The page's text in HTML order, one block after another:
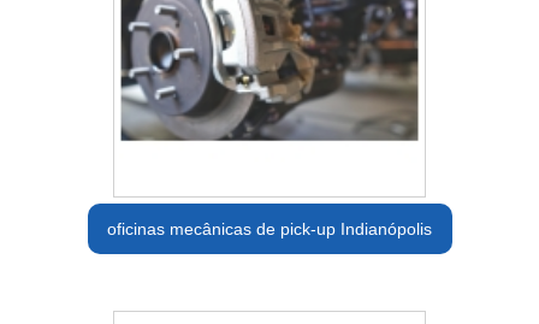
oficinas mecânicas de pick-up Indianópolis